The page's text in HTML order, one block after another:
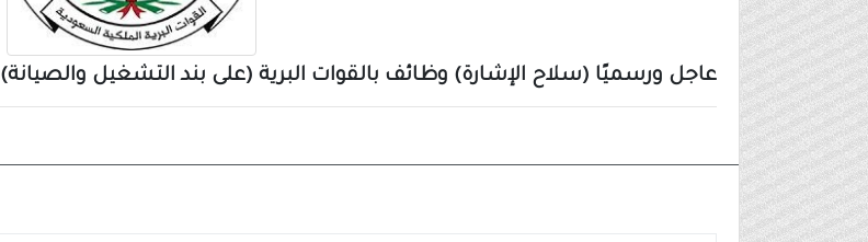
عاجل ورسميًا (سلاح الإشارة) وظائف بالقوات البرية (على بند التشغيل والصيانة)